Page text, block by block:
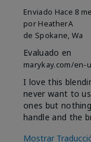
Enviado Hace 8
por HeatherA
de Spokane, Wa
Evaluado en
marykay.com/en-
I love this
never want to
ones but
handle and the
Mostrar